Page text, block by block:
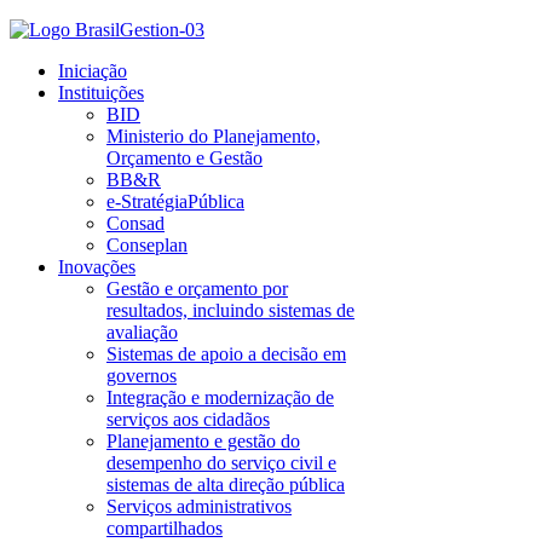
Iniciação
Instituições
BID
Ministerio do Planejamento,
Orçamento e Gestão
BB&R
e-StratégiaPública
Consad
Conseplan
Inovações
Gestão e orçamento por
resultados, incluindo sistemas de
avaliação
Sistemas de apoio a decisão em
governos
Integração e modernização de
serviços aos cidadãos
Planejamento e gestão do
desempenho do serviço civil e
sistemas de alta direção pública
Serviços administrativos
compartilhados